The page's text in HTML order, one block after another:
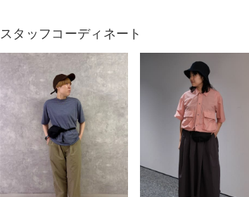
スタッフコーディネート